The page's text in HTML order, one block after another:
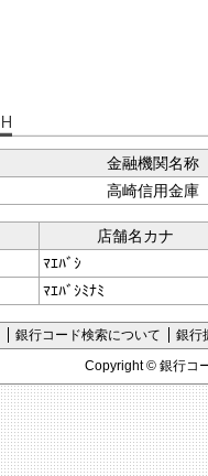
金融機関名称
高崎信用金庫
店舗名カナ
ﾏｴﾊﾞｼ
ﾏｴﾊﾞｼﾐﾅﾐ
銀行コード検索について
銀行
Copyright © 銀行コ